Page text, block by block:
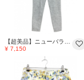
【超美品】ニューバランスゴルフ ジョガーパンツ 杢グレー ウエスト・ゴム調節紐 裾ロゴ レディース 1(M) ゴルフウェア New Balance
¥ 7,150